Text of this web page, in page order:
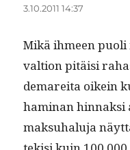
3.10.2011 14:37
Mikä ihmeen
val­tion pitäisi
demare­i­ta oikein
ham­i­nan
mak­suhalu­ja